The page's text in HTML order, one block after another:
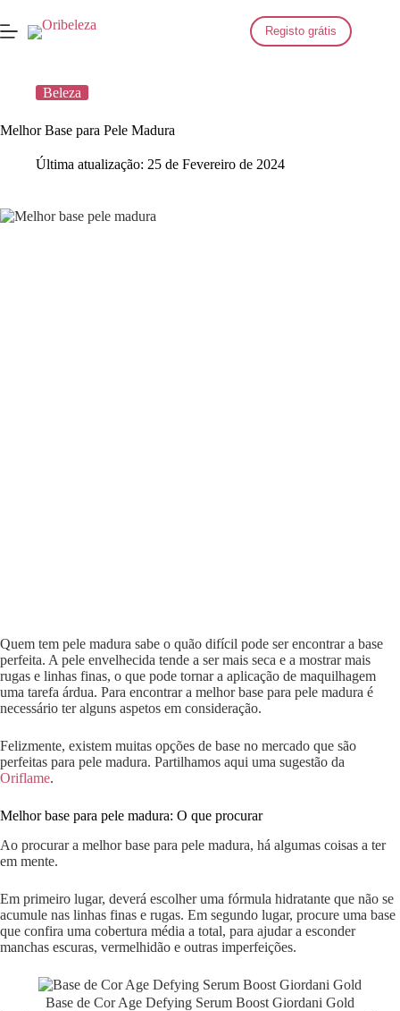
para
o
Registo grátis
Beleza
Melhor Base para Pele Madura
Última atualização: 25 de Fevereiro de 2024
Quem tem pele madura sabe o quão difícil pode ser encontrar a base
perfeita. A pele envelhecida tende a ser mais seca e a mostrar mais
rugas e linhas finas, o que pode tornar a aplicação de maquilhagem
uma tarefa árdua. Para encontrar a melhor base para pele madura é
necessário ter alguns aspetos em consideração.
Felizmente, existem muitas opções de base no mercado que são
perfeitas para pele madura. Partilhamos aqui uma sugestão da
Oriflame.
Melhor base para pele madura: O que procurar
Ao procurar a melhor base para pele madura, há algumas coisas a ter
em mente.
Em primeiro lugar, deverá escolher uma fórmula hidratante que não se
acumule nas linhas finas e rugas. Em segundo lugar, procure uma base
que confira uma cobertura média a total, para ajudar a esconder
manchas escuras, vermelhidão e outras imperfeições.
Base de Cor Age Defying Serum Boost Giordani Gold